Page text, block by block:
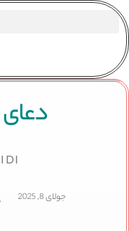
جولای 8, 2025